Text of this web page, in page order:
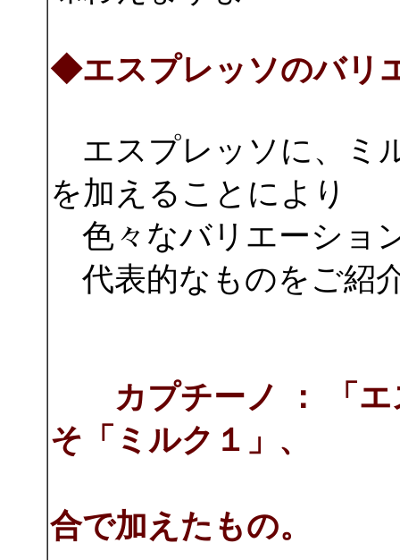
◆エスプレッソのバリ
エスプレッソに、ミ
を加えることにより
色々なバリエーショ
代表的なものをご紹
カプチーノ ： 「
そ「ミルク１」、
合で加えたもの。